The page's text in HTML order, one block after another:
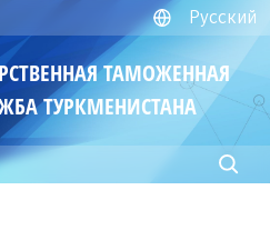
Русский
ТАМОЖЕННАЯ
ТУРКМЕНИСТАНА